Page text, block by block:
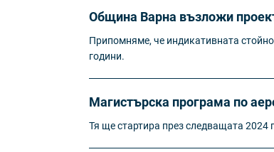
Община Варна възложи
Припомняме, че индикативната
години.
Магистърска програма по
Тя ще стартира през следващата 2024